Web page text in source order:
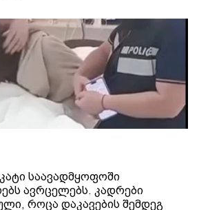
საავადმყოფოში
ავრცელებს. კადრები
როცა დაკავების შემდეგ